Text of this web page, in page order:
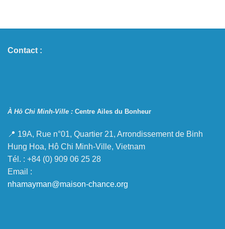
Contact :
À Hô Chi Minh-Ville : Centre Ailes du Bonheur
📍 19A, Rue n°01, Quartier 21, Arrondissement de Binh
Hung Hoa, Hô Chi Minh-Ville, Vietnam
Tél. : +84 (0) 909 06 25 28
Email :
nhamayman@maison-chance.org